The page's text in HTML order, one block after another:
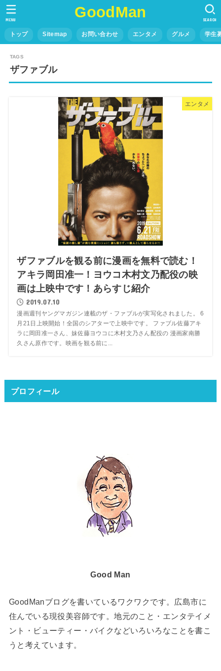
GoodMan
トップ Sitemap お問い合わせ エンタメ グルメ 学生
SEARCH
MENU
ザファブル
エンタメ
ザファブルを観る前に漫画を無料で読む！
アキラ岡田准一！ヨウコ木村文乃配役の映
画は上映中です！あらすじ紹介
2019.07.10
漫画週刊ヤングマガジン連載のザ・ファブルが実写化されました。 6
月21日上映開始！全国のシアターで上映中です。 ファブル佐藤アキ
ラに岡田准一さん、妹佐藤ヨウコに木村文乃さん配役の 漫画家南勝
久さん原作です。映画を観る前に...
プロフィール
Good Man
GoodManブログを書いているワクワクです。広島市に
住んでいる現役美容師です。地元のこと・エンタテイメ
ント・ビューティー・バイクなどいろいろなことを書こ
うと考えています。